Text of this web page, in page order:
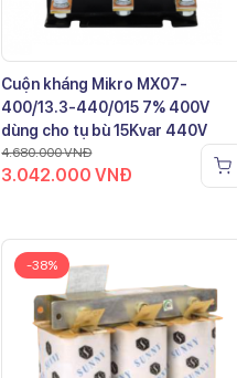
Cuộn kháng Mikro MX07-
400/13.3-440/015 7% 400V
dùng cho tụ bù 15Kvar 440V
4.680.000VNĐ
3.042.000VNĐ
-38%